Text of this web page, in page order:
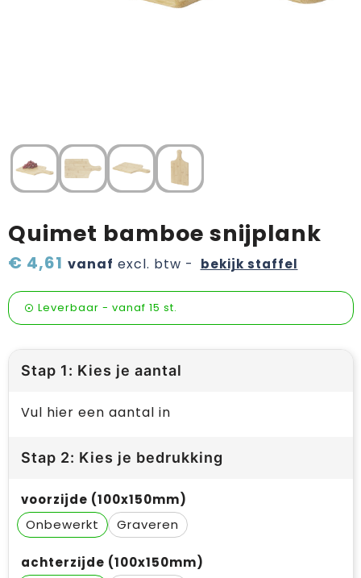
Wijn, bier en proeverij
Zomerpakketten
Quimet bamboe snijplank
€ 4,61 vanaf excl. btw - bekijk staffel
Leverbaar - vanaf 15 st.
Stap 1: Kies je aantal
Vul hier een aantal in
Stap 2: Kies je bedrukking
voorzijde (100x150mm)
Onbewerkt
Graveren
achterzijde (100x150mm)